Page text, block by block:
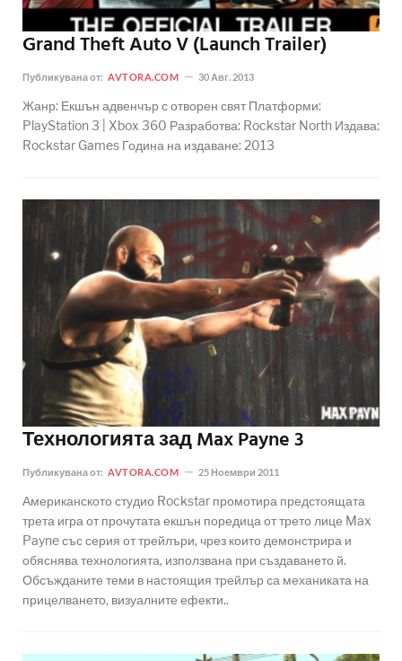
Grand Theft Auto V (Launch Trailer)
Публикувана от: AVTORA.COM 30 Авг. 2013
Жанр: Екшън адвенчър с отворен свят Платформи:
PlayStation 3 | Xbox 360 Разработва: Rockstar North Издава:
Rockstar Games Година на издаване: 2013
Технологията зад Max Payne 3
Публикувана от: AVTORA.COM 25 Ноември 2011
Американското студио Rockstar промотира предстоящата
трета игра от прочутата екшън поредица от трето лице Max
Payne със серия от трейлъри, чрез които демонстрира и
обяснява технологията, използвана при създаването й.
Обсъжданите теми в настоящия трейлър са механиката на
прицелването, визуалните ефекти..